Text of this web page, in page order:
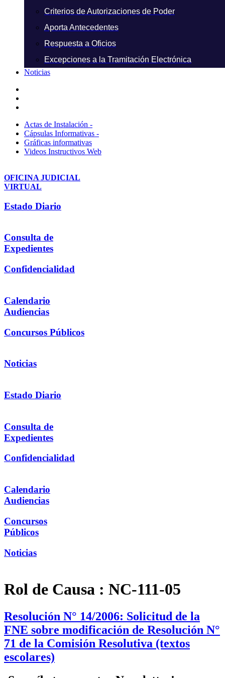
Criterios de Autorizaciones de Poder
Aporta Antecedentes
Respuesta a Oficios
Excepciones a la Tramitación Electrónica
Noticias
Actas de Instalación -
Cápsulas Informativas -
Gráficas informativas
Videos Instructivos Web
OFICINA JUDICIAL
VIRTUAL
Estado Diario
Consulta de
Expedientes
Confidencialidad
Calendario
Audiencias
Concursos Públicos
Noticias
Estado Diario
Consulta de
Expedientes
Confidencialidad
Calendario
Audiencias
Concursos
Públicos
Noticias
Rol de Causa : NC-111-05
Resolución N° 14/2006: Solicitud de la
FNE sobre modificación de Resolución N°
71 de la Comisión Resolutiva (textos
escolares)